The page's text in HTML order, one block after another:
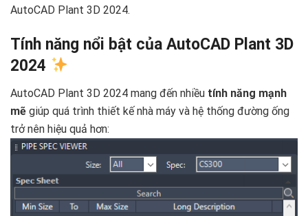
AutoCAD Plant 3D 2024.
Tính năng nổi bật của AutoCAD Plant 3D
2024
AutoCAD Plant 3D 2024 mang đến nhiều tính năng mạnh
mẽ giúp quá trình thiết kế nhà máy và hệ thống đường ống
trở nên hiệu quả hơn: